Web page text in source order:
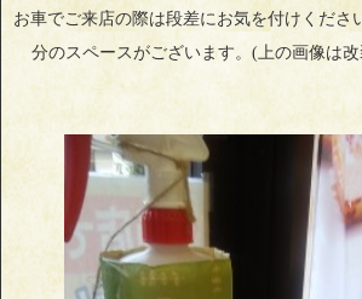
お車でご来店の際は段差にお気を付けくださ
分のスペースがございます。(上の画像は改